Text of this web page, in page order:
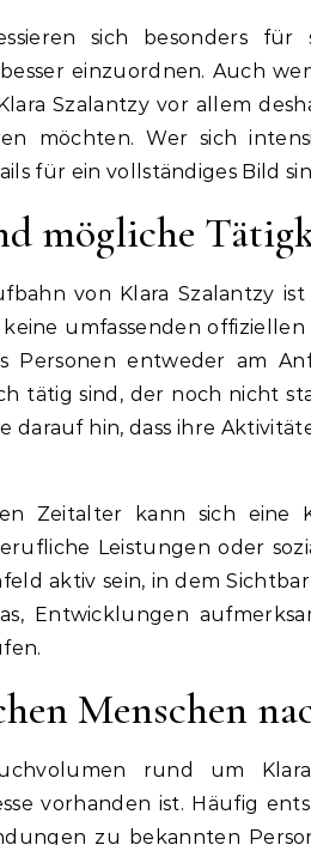
sich besonders
einzuordnen. Auch
Szalantzy vor allem
möchten. Wer sich
für ein vollständiges Bild
mögliche
von Klara Szalantzy
umfassenden
Personen entweder am
tätig sind, der noch nicht
darauf hin, dass ihre
Zeitalter kann sich eine
Leistungen oder
aktiv sein, in dem
Entwicklungen
Menschen
rund um
vorhanden ist. Häufig
zu bekannten